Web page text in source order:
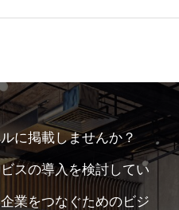
に掲載しませんか？
スの導入を検討してい
業をつなぐためのビジ